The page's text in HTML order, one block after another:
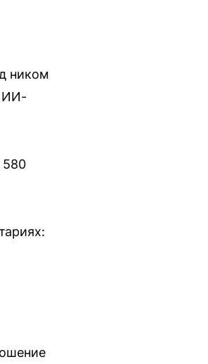
ником
ИИ-
580